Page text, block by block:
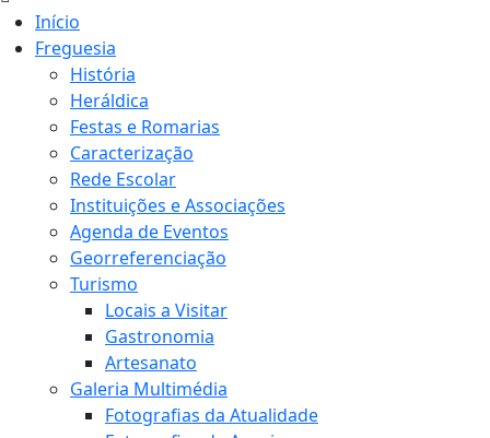
Início
Freguesia
História
Heráldica
Festas e Romarias
Caracterização
Rede Escolar
Instituições e Associações
Agenda de Eventos
Georreferenciação
Turismo
Locais a Visitar
Gastronomia
Artesanato
Galeria Multimédia
Fotografias da Atualidade